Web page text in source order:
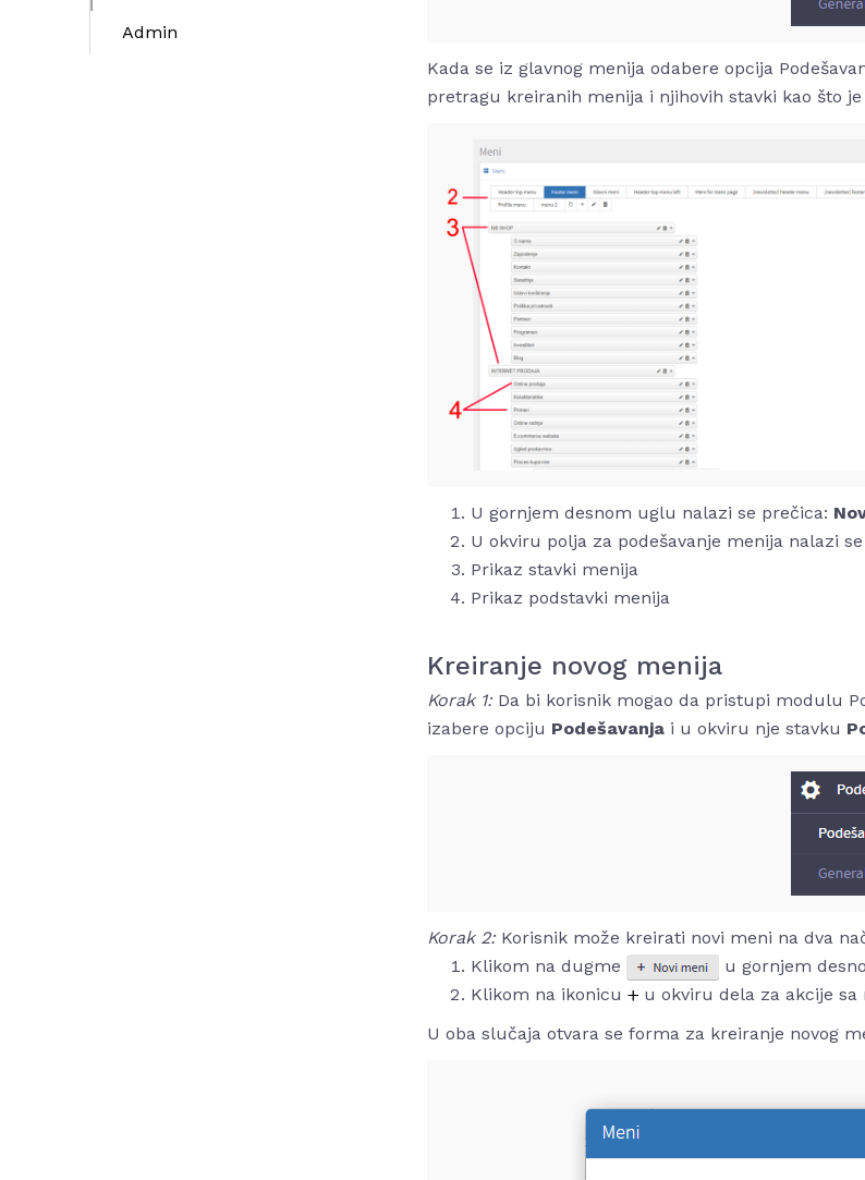
Admin
Kada se iz glavnog menija odabere opcija
pretragu kreiranih menija i njihovih stavki kao što
U gornjem desnom uglu nalazi se prečica:
U okviru polja za podešavanje menija nalazi
Prikaz stavki menija
Prikaz podstavki menija
Kreiranje novog menija
Korak 1: Da bi korisnik mogao da pristupi modulu
izabere opciju Podešavanja i u okviru nje stavku
Korak 2: Korisnik može kreirati novi meni na dva
Klikom na dugme
u gornjem
Klikom na ikonicu
u okviru dela za akcije sa
U oba slučaja otvara se forma za kreiranje novog